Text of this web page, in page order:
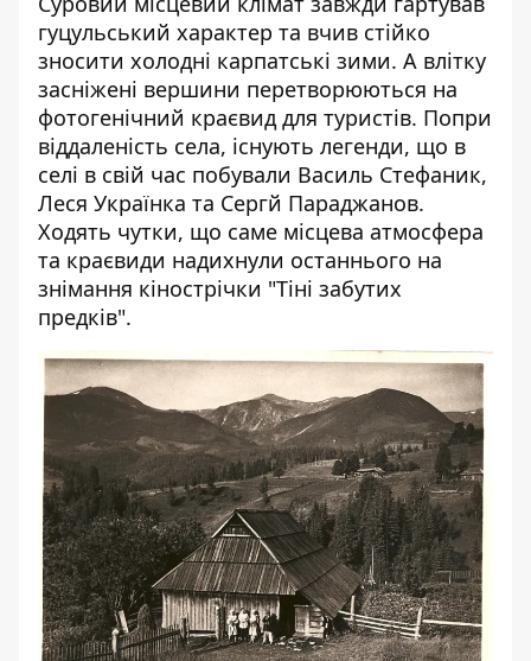
гуцульський характер та вчив стійко
зносити холодні карпатські зими. А влітку
засніжені вершини перетворюються на
фотогенічний краєвид для туристів. Попри
віддаленість села, існують легенди, що в
селі в свій час побували Василь Стефаник,
Леся Українка та Сергй Параджанов.
Ходять чутки, що саме місцева атмосфера
та краєвиди надихнули останнього на
знімання кінострічки "Тіні забутих
предків".